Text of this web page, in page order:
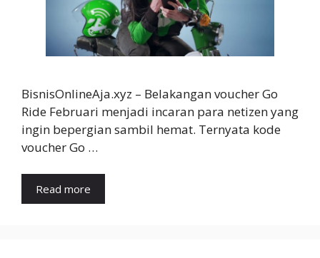
BisnisOnlineAja.xyz – Belakangan voucher Go
Ride Februari menjadi incaran para netizen yang
ingin bepergian sambil hemat. Ternyata kode
voucher Go …
Read more